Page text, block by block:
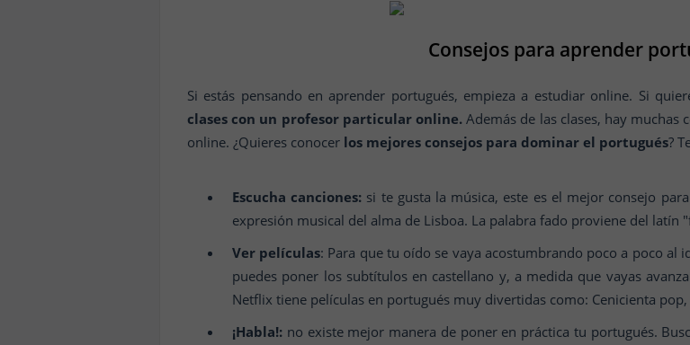
Consejos para aprender
Si estás pensando en aprender portugués, empieza a estudiar online. Si
clases con un profesor particular online. Además de las clases, hay
online. ¿Quieres conocer los mejores consejos para dominar el portugués?
Escucha canciones: si te gusta la música, este es el mejor consejo
expresión musical del alma de Lisboa. La palabra fado proviene del latín
Ver películas: Para que tu oído se vaya acostumbrando poco a poco
puedes poner los subtítulos en castellano y, a medida que vayas
Netflix tiene películas en portugués muy divertidas como: Cenicienta
¡Habla!: no existe mejor manera de poner en práctica tu portugués.